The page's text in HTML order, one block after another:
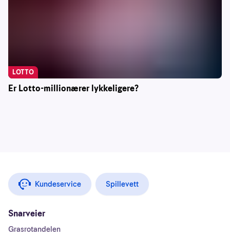
Er Lotto-millionærer lykkeligere?
LOTTO
Kundeservice Spillevett
Snarveier
Grasrotandelen